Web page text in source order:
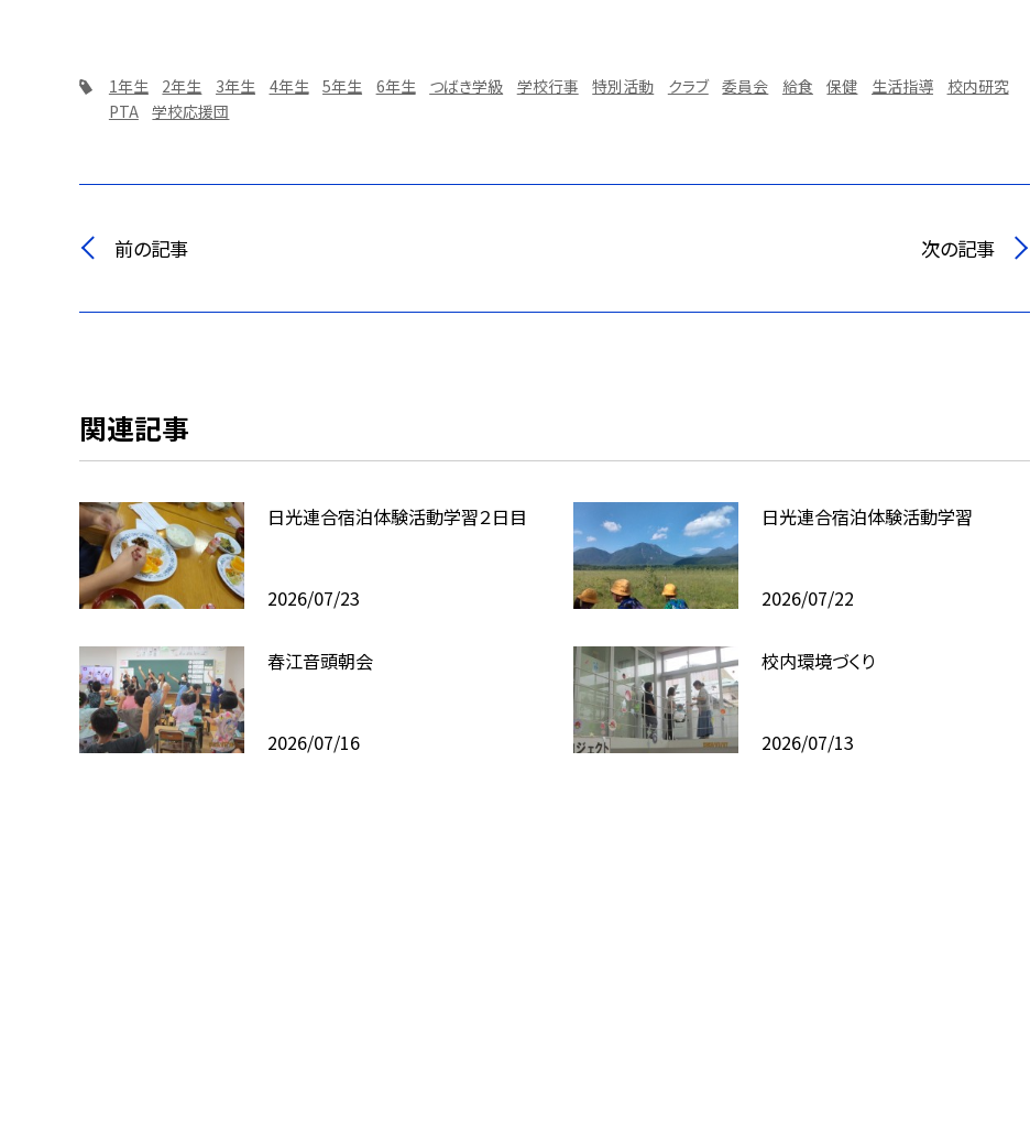
1年生 2年生 3年生 4年生 5年生 6年生 つばき学級 学校行事 特別活動 クラブ 委員会 給食 保健 生活指導
校内研究
PTA
学校応援団
前の記事 次の記事
関連記事
日光連合宿泊体験活動学習２日目
2026/07/23
日光連合宿泊体験活動学習
2026/07/22
春江音頭朝会
2026/07/16
校内環境づくり
2026/07/13